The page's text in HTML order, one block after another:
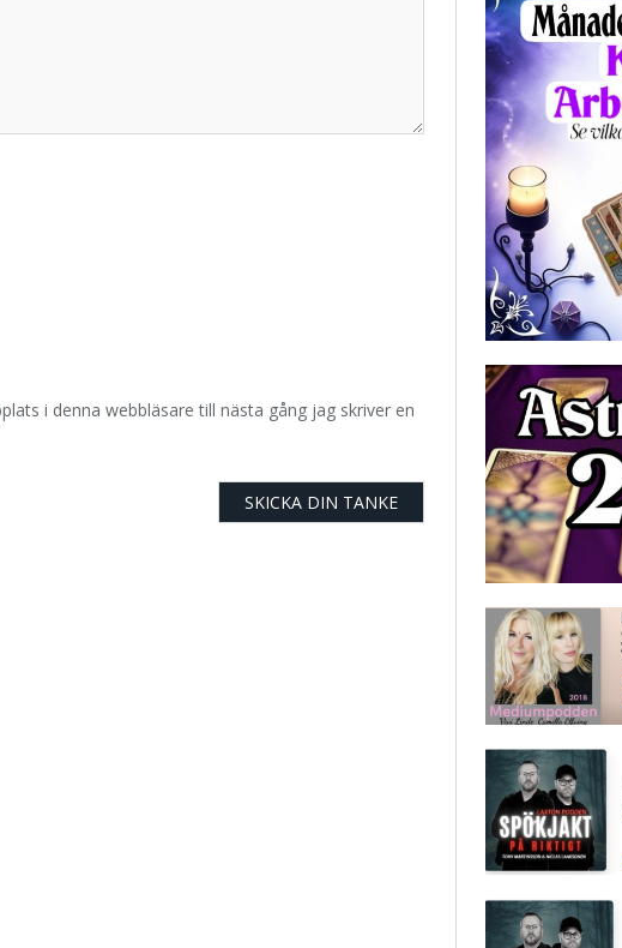
i denna webbläsare till nästa gång jag skriver en